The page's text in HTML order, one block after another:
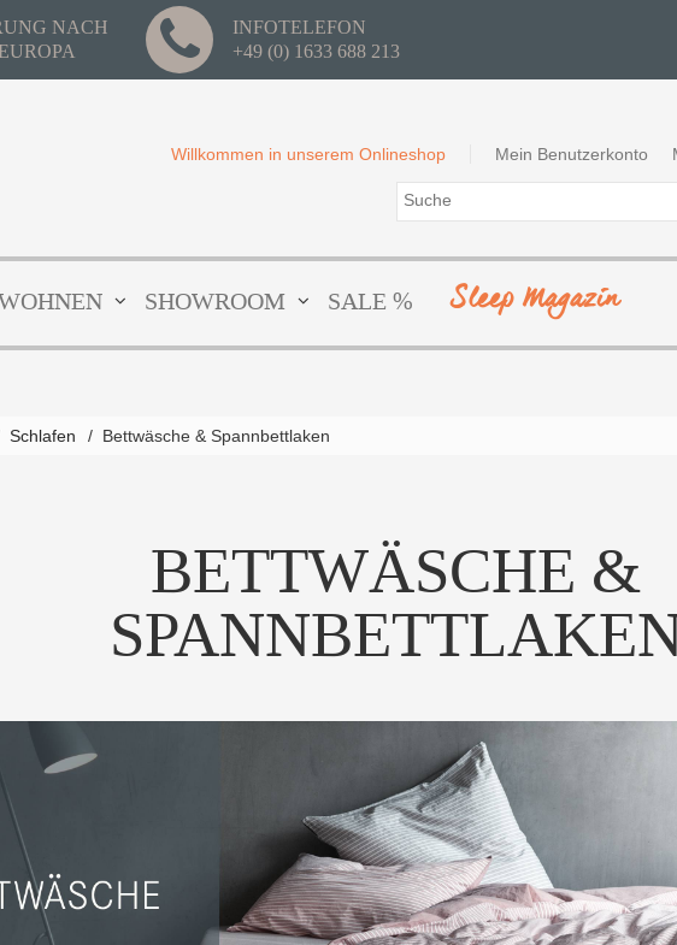
NACH
INFOTELEFON
+49 (0) 1633 688 213
Mein Benutzerkonto
Willkommen in unserem Onlineshop
SHOWROOM SALE % Sleep Magazin
Schlafen / Bettwäsche & Spannbettlaken
BETTWÄSCHE &